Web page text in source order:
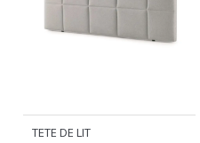
TETE DE LIT
JADE